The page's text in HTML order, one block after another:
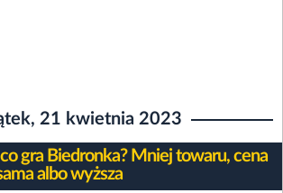
21 kwietnia 2023
gra Biedronka? Mniej towaru, cena
albo wyższa